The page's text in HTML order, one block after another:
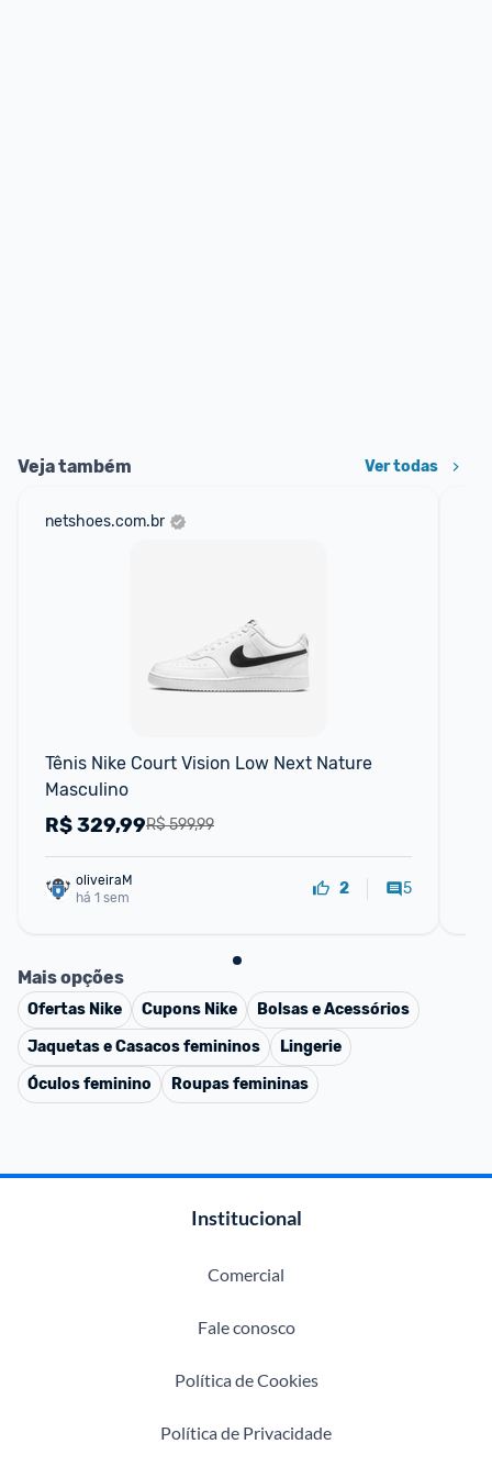
Veja também Ver todas
netshoes.com.br
Tênis Nike Court Vision Low Next Nature
Masculino
R$ 599,99
R$329,99
oliveiraM
há 1 sem
2 5
Mais opções
Ofertas Nike Cupons Nike
Bolsas e Acessórios
Jaquetas e Casacos femininos
Lingerie
Óculos feminino
Roupas femininas
Institucional
Comercial
Fale conosco
Política de Cookies
Política de Privacidade